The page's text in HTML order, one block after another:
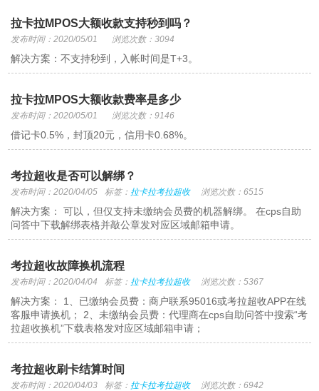
拉卡拉MPOS大额收款支持秒到吗？
发布时间：2020/05/01 浏览次数：3094
解决方案：不支持秒到，入帐时间是T+3。
拉卡拉MPOS大额收款费率是多少
发布时间：2020/05/01 浏览次数：9146
借记卡0.5%，封顶20元，信用卡0.68%。
考拉超收是否可以解绑？
发布时间：2020/04/05 标签： 拉卡拉考拉超收 浏览次数：6515
解决方案： 可以，但仅支持未缴纳会员费的机器解绑。 在cps自助
问答中下载解绑表格并敲公章发对应区域邮箱申请。
考拉超收故障换机流程
发布时间：2020/04/04 标签： 拉卡拉考拉超收 浏览次数：5367
解决方案： 1、已缴纳会员费：商户联系95016或考拉超收APP在线
客服申请换机； 2、未缴纳会员费：代理商在cps自助问答中搜索“考
拉超收换机”下载表格发对应区域邮箱申请；
考拉超收刷卡结算时间
发布时间：2020/04/03 标签： 拉卡拉考拉超收 浏览次数：6942